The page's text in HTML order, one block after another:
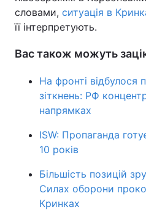
словами, ситуація в
її інтерпретують.
Вас також можуть
На фронті відбулося
зіткнень: РФ
напрямках
ISW: Пропаганда
10 років
Більшість позицій
Силах оборони
Кринках